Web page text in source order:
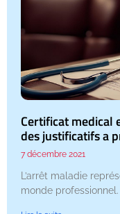
Certificat medical
des justificatifs a
7 décembre 2021
L’arrêt maladie
monde professionnel.